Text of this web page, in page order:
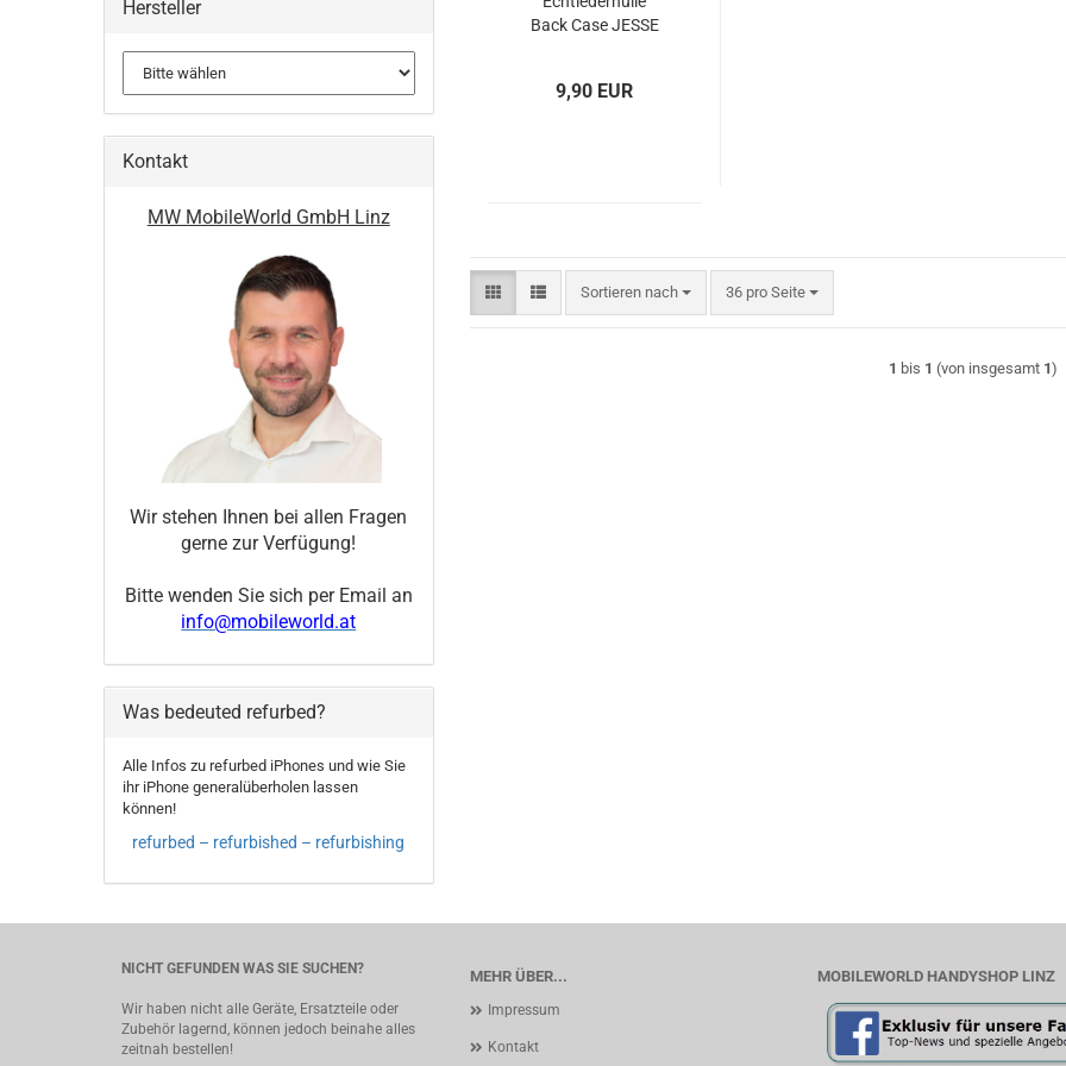
Back Case JESSE
9,90 EUR
Sortieren nach
Sortieren nach 36 pro Seite
pro Seite
1 bis 1 (von insgesamt 1)
Hersteller
Kontakt
MW MobileWorld GmbH Linz
Wir stehen Ihnen bei allen Fragen
gerne zur Verfügung!
Bitte wenden Sie sich per Email an
info@mobileworld.at
Was bedeuted refurbed?
Alle Infos zu refurbed iPhones und wie Sie
ihr iPhone generalüberholen lassen
können!
refurbed – refurbished – refurbishing
MEHR ÜBER...
Impressum
Kontakt
MOBILEWORLD HANDYSHOP LINZ
NICHT GEFUNDEN WAS SIE SUCHEN?
Wir haben nicht alle Geräte, Ersatzteile oder
Zubehör lagernd, können jedoch beinahe alles
zeitnah bestellen!